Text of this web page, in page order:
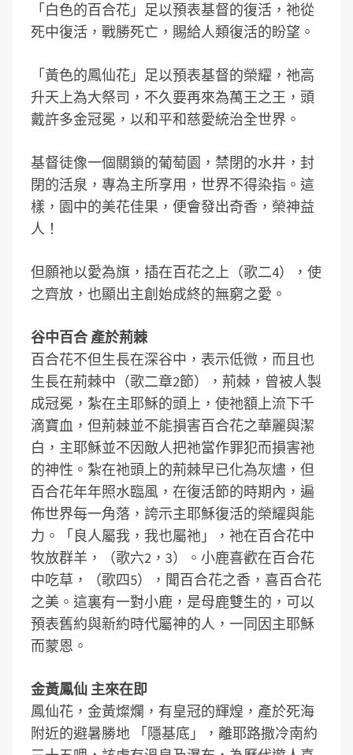
「白色的百合花」足以預表基督的復活，祂從
死中復活，戰勝死亡，賜給人類復活的盼望。
「黃色的鳳仙花」足以預表基督的榮耀，祂高
升天上為大祭司，不久要再來為萬王之王，頭
戴許多金冠冕，以和平和慈愛統治全世界。
基督徒像一個關鎖的葡萄園，禁閉的水井，封
閉的活泉，專為主所享用，世界不得染指。這
樣，園中的美花佳果，便會發出奇香，榮神益
人！
但願祂以愛為旗，插在百花之上（歌二4），使
之齊放，也顯出主創始成終的無窮之愛。
谷中百合 產於荊棘
百合花不但生長在深谷中，表示低微，而且也
生長在荊棘中（歌二章2節），荊棘，曾被人製
成冠冕，紮在主耶穌的頭上，使祂額上流下千
滴寶血，但荊棘並不能損害百合花之華麗與潔
白，主耶穌並不因敵人把祂當作罪犯而損害祂
的神性。紮在祂頭上的荊棘早已化為灰燼，但
百合花年年照水臨風，在復活節的時期內，遍
佈世界每一角落，誇示主耶穌復活的榮耀與能
力。「良人屬我，我也屬祂」，祂在百合花中
牧放群羊，（歌六2，3）。小鹿喜歡在百合花
中吃草，（歌四5），聞百合花之香，喜百合花
之美。這裏有一對小鹿，是母鹿雙生的，可以
預表舊約與新約時代屬神的人，一同因主耶穌
而蒙恩。
金黃鳳仙 主來在即
鳳仙花，金黃燦爛，有皇冠的輝煌，產於死海
附近的避暑勝地 「隱基底」，離耶路撒冷南約